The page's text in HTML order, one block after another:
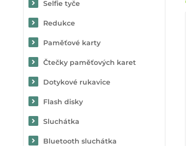
Selfie tyče
Redukce
Paměťové karty
Čtečky paměťových karet
Dotykové rukavice
Flash disky
Sluchátka
Bluetooth sluchátka